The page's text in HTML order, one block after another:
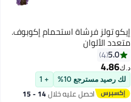
إيكو تولز فرشاة استحمام إكوبوف.
متعدد الألوان
5.0
4
د.ك‏4.86
لك رصيد مسترجع 10% + 1
احصل عليه خلال 14 - 15